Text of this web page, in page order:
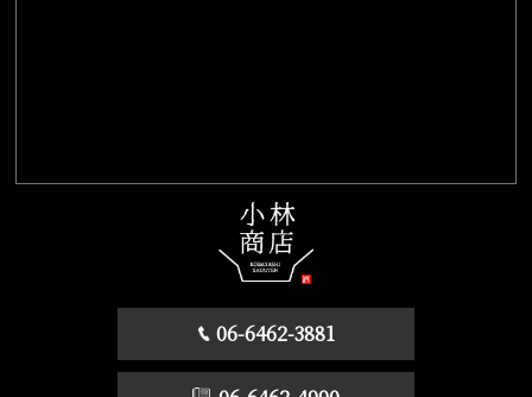
06-6462-3881